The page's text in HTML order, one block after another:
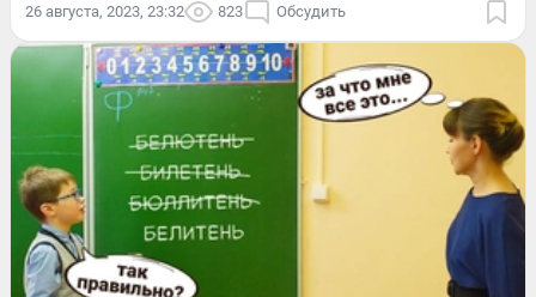
26 августа, 2023, 23:32 823 Обсудить